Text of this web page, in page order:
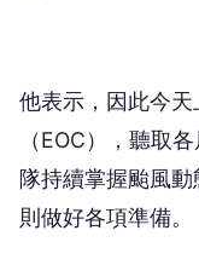
他表示，因此今
（EOC），聽取
隊持續掌握颱風
則做好各項準備。